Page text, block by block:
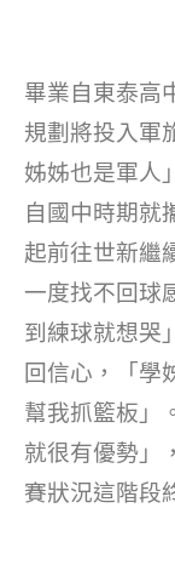
畢業自東泰高
規劃將投入軍
姊姊也是軍人
自國中時期就
起前往世新繼
一度找不回球
到練球就想哭
回信心，「學
幫我抓籃板」
就很有優勢」
賽狀況這階段